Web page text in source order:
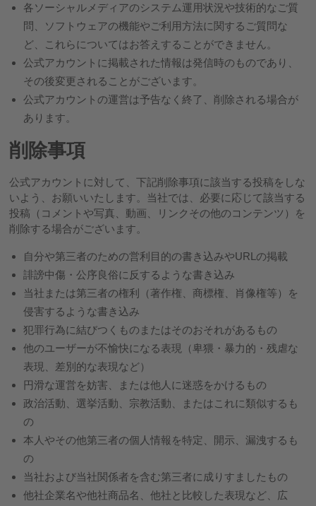
各ソーシャルメディアのシステム運用状況や技術的なご質
問、ソフトウェアの機能やご利用方法に関するご質問な
ど、これらについてはお答えすることができません。
公式アカウントに掲載された情報は発信時のものであり、
その後変更されることがございます。
公式アカウントの運営は予告なく終了、削除される場合が
あります。
削除事項
公式アカウントに対して、下記削除事項に該当する投稿をしな
いよう、お願いいたします。当社では、必要に応じて該当する
投稿（コメントや写真、動画、リンクその他のコンテンツ）を
削除する場合がございます。
自分や第三者のための営利目的の書き込みやURLの掲載
誹謗中傷・公序良俗に反するような書き込み
当社または第三者の権利（著作権、商標権、肖像権等）を
侵害するような書き込み
犯罪行為に結びつくものまたはそのおそれがあるもの
他のユーザーが不愉快になる表現（卑猥・暴力的・残虐な
表現、差別的な表現など）
円滑な運営を妨害、または他人に迷惑をかけるもの
政治活動、選挙活動、宗教活動、またはこれに類似するも
の
本人やその他第三者の個人情報を特定、開示、漏洩するも
の
当社および当社関係者を含む第三者に成りすましたもの
他社企業名や他社商品名、他社と比較した表現など、広